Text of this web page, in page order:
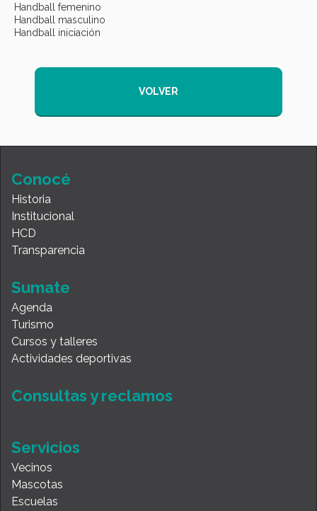
Handball femenino
Handball masculino
Handball iniciación
VOLVER
Conocé
Historia
Institucional
HCD
Transparencia
Sumate
Agenda
Turismo
Cursos y talleres
Actividades deportivas
Consultas y reclamos
Servicios
Vecinos
Mascotas
Escuelas